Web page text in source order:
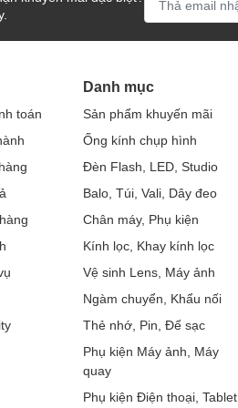
toán
Danh mục
Sản phẩm khuyến mãi
Ống kính chụp hình
Đèn Flash, LED, Studio
Balo, Túi, Vali, Dây đeo
Chân máy, Phụ kiện
Kính lọc, Khay kính lọc
Vệ sinh Lens, Máy ảnh
Ngàm chuyển, Khẩu nối
Thẻ nhớ, Pin, Đế sạc
Phụ kiện Máy ảnh, Máy
quay
Phụ kiện Điện thoại, Tablet